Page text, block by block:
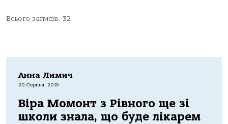
Всього записів: 32
Анна Лимич
20 Серпня, 2019
Віра Момонт з Рівного ще зі
школи знала, що буде лікарем